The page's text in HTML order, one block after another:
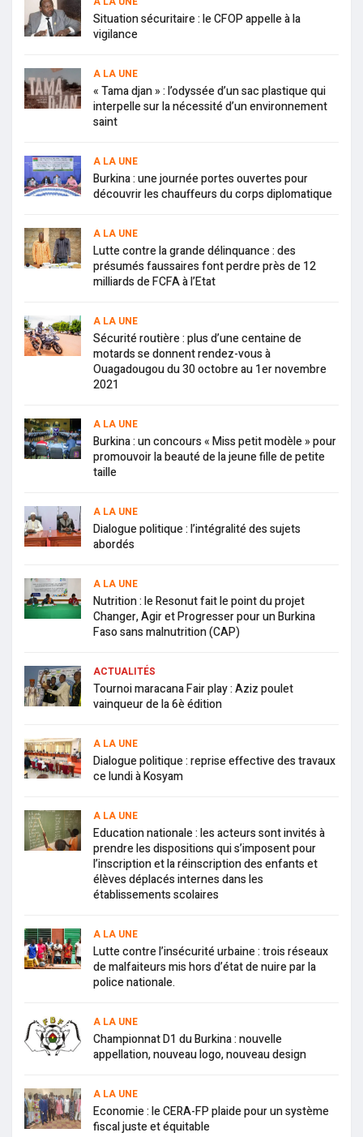
Situation sécuritaire : le CFOP appelle à la
vigilance
A LA UNE
« Tama djan » : l’odyssée d’un sac plastique qui
interpelle sur la nécessité d’un environnement
saint
A LA UNE
Burkina : une journée portes ouvertes pour
découvrir les chauffeurs du corps diplomatique
A LA UNE
Lutte contre la grande délinquance : des
présumés faussaires font perdre près de 12
milliards de FCFA à l’Etat
A LA UNE
Sécurité routière : plus d’une centaine de
motards se donnent rendez-vous à
Ouagadougou du 30 octobre au 1er novembre
2021
A LA UNE
Burkina : un concours « Miss petit modèle » pour
promouvoir la beauté de la jeune fille de petite
taille
A LA UNE
Dialogue politique : l’intégralité des sujets
abordés
A LA UNE
Nutrition : le Resonut fait le point du projet
Changer, Agir et Progresser pour un Burkina
Faso sans malnutrition (CAP)
ACTUALITÉS
Tournoi maracana Fair play : Aziz poulet
vainqueur de la 6è édition
A LA UNE
Dialogue politique : reprise effective des travaux
ce lundi à Kosyam
A LA UNE
Education nationale : les acteurs sont invités à
prendre les dispositions qui s’imposent pour
l’inscription et la réinscription des enfants et
élèves déplacés internes dans les
établissements scolaires
A LA UNE
Lutte contre l’insécurité urbaine : trois réseaux
de malfaiteurs mis hors d’état de nuire par la
police nationale.
A LA UNE
Championnat D1 du Burkina : nouvelle
appellation, nouveau logo, nouveau design
A LA UNE
Economie : le CERA-FP plaide pour un système
fiscal juste et équitable